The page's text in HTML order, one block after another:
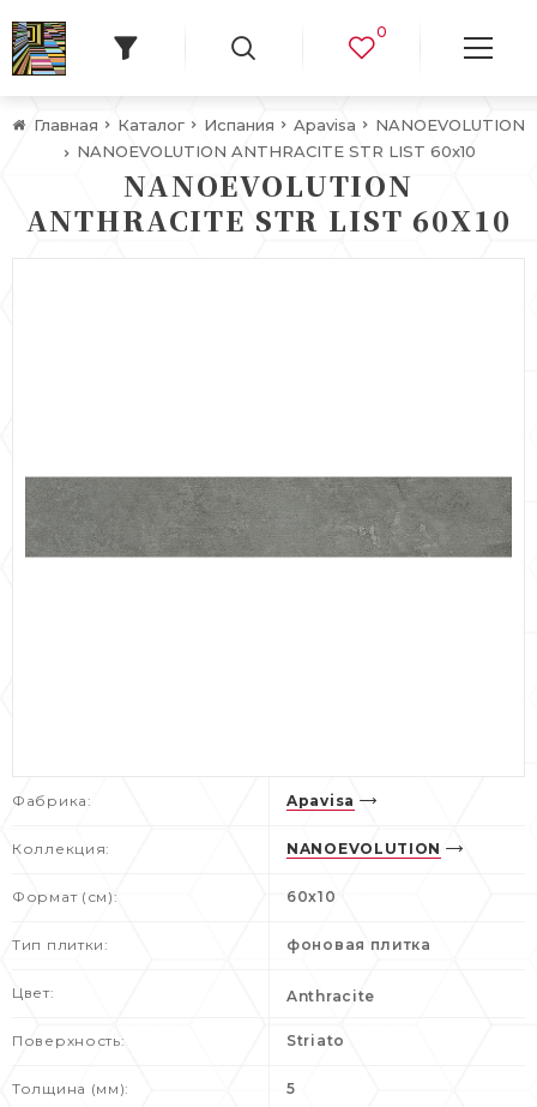
0
Главная Каталог Испания Apavisa
NANOEVOLUTION
NANOEVOLUTION ANTHRACITE STR LIST 60х10
NANOEVOLUTION
ANTHRACITE STR LIST 60Х10
Фабрика: Apavisa
Коллекция: NANOEVOLUTION
Формат (см): 60х10
Тип плитки: фоновая плитка
Цвет: Anthracite
Поверхность: Striato
Толщина (мм): 5